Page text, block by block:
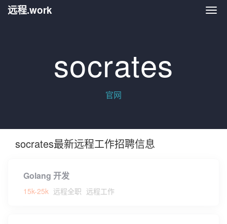
远
远程.work
socrates
官网
socrates最新远程工作招聘信息
Golang 开发
15k-25k 远程全职 远程工作